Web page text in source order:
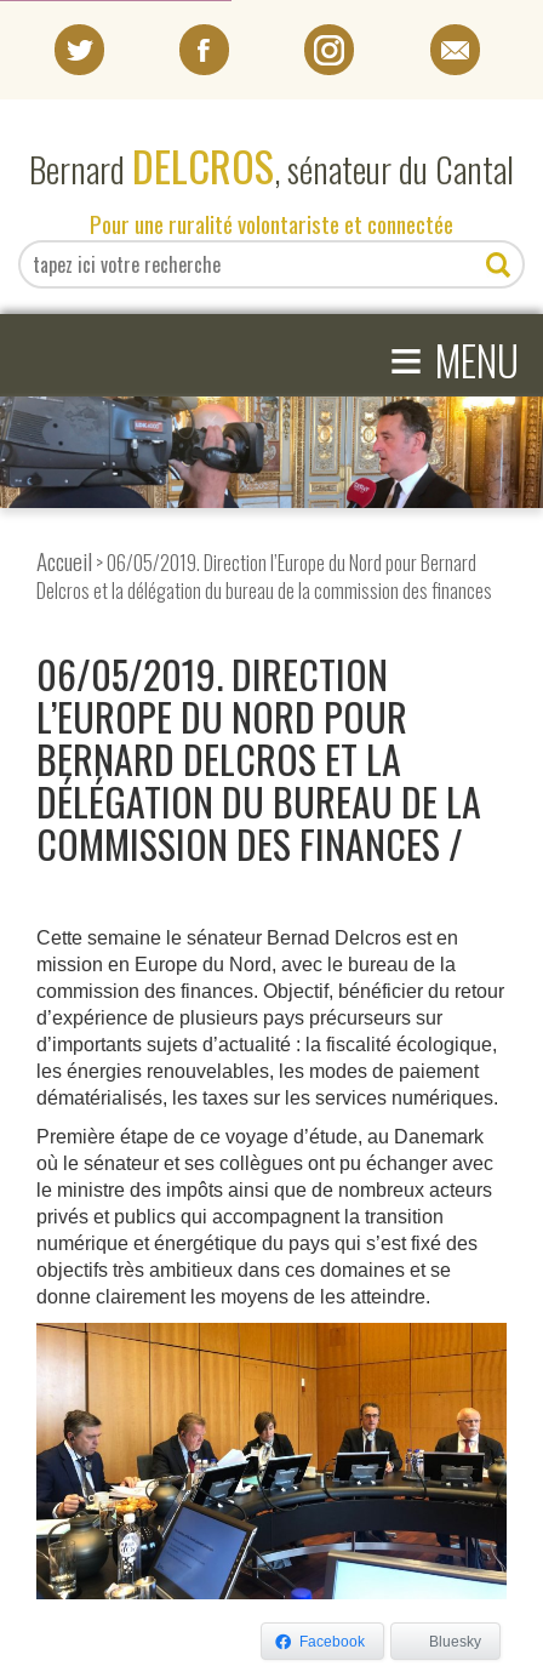
Bernard DELCROS, sénateur du Cantal
Pour une ruralité volontariste et connectée
≡ MENU
EN DIRECT DU SÉNAT
EN DIRECT DU CANTAL
COMPRENDRE LE SÉNAT
Accueil > 06/05/2019. Direction l’Europe du Nord pour Bernard
Delcros et la délégation du bureau de la commission des finances
06/05/2019. DIRECTION
L’EUROPE DU NORD POUR
BERNARD DELCROS ET LA
DÉLÉGATION DU BUREAU DE LA
COMMISSION DES FINANCES
Cette semaine le sénateur Bernad Delcros est en
mission en Europe du Nord, avec le bureau de la
commission des finances. Objectif, bénéficier du retour
d’expérience de plusieurs pays précurseurs sur
d’importants sujets d’actualité : la fiscalité écologique,
les énergies renouvelables, les modes de paiement
dématérialisés, les taxes sur les services numériques.
Première étape de ce voyage d’étude, au Danemark
où le sénateur et ses collègues ont pu échanger avec
le ministre des impôts ainsi que de nombreux acteurs
privés et publics qui accompagnent la transition
numérique et énergétique du pays qui s’est fixé des
objectifs très ambitieux dans ces domaines et se
donne clairement les moyens de les atteindre.
Facebook Bluesky